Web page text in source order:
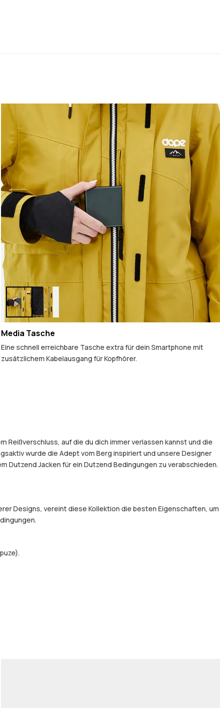
Media Tasche
Eine schnell erreichbare Tasche extra für dein Smartphone mit
zusätzlichem Kabelausgang für Kopfhörer.
Reißverschluss, auf die du dich immer verlassen kannst und die
wurde die Adept vom Berg inspiriert und unsere Designer
Dutzend Jacken für ein Dutzend Bedingungen zu verabschieden.
Designs, vereint diese Kollektion die besten Eigenschaften, um